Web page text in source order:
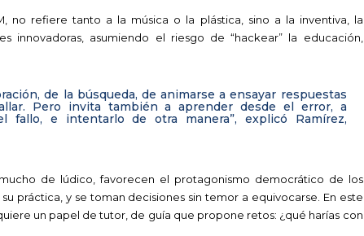
no refiere tanto a la música o la plástica, sino a la inventiva, la
innovadoras, asumiendo el riesgo de “hackear” la educación,
de la búsqueda, de animarse a ensayar respuestas
Pero invita también a aprender desde el error, a
fallo, e intentarlo de otra manera”, explicó Ramírez,
de lúdico, favorecen el protagonismo democrático de los
práctica, y se toman decisiones sin temor a equivocarse. En este
un papel de tutor, de guía que propone retos: ¿qué harías con